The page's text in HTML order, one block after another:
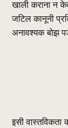
खाली कराना न
जटिल कानूनी
अनावश्यक बोझ
इसी